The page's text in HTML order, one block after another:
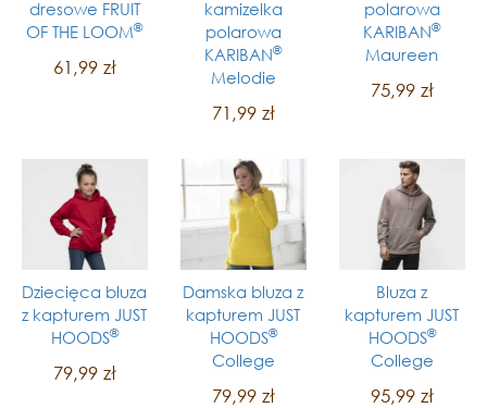
dresowe FRUIT
OF THE LOOM®
61,99 zł
kamizelka
polarowa
KARIBAN®
Melodie
71,99 zł
polarowa
KARIBAN®
Maureen
75,99 zł
Dziecięca bluza
z kapturem JUST
HOODS®
79,99 zł
Damska bluza z
kapturem JUST
HOODS®
College
79,99 zł
Bluza z
kapturem JUST
HOODS®
College
95,99 zł